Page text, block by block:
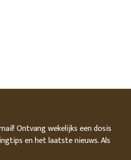
Ontvang wekelijks een dosis
en het laatste nieuws. Als